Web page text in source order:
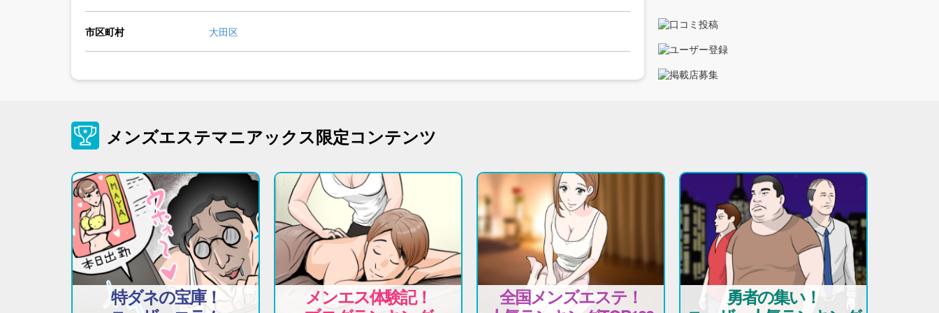
市区町村 大田区
メンズエステマニアックス限定コンテンツ
特ダネの宝庫！
メンエス体験記！
全国メンズエステ！
勇者の集い！